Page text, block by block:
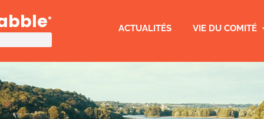
®
ACTUALITÉS VIE DU COMITÉ